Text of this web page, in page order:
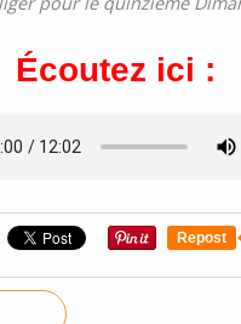
Écoutez ici :
Repost